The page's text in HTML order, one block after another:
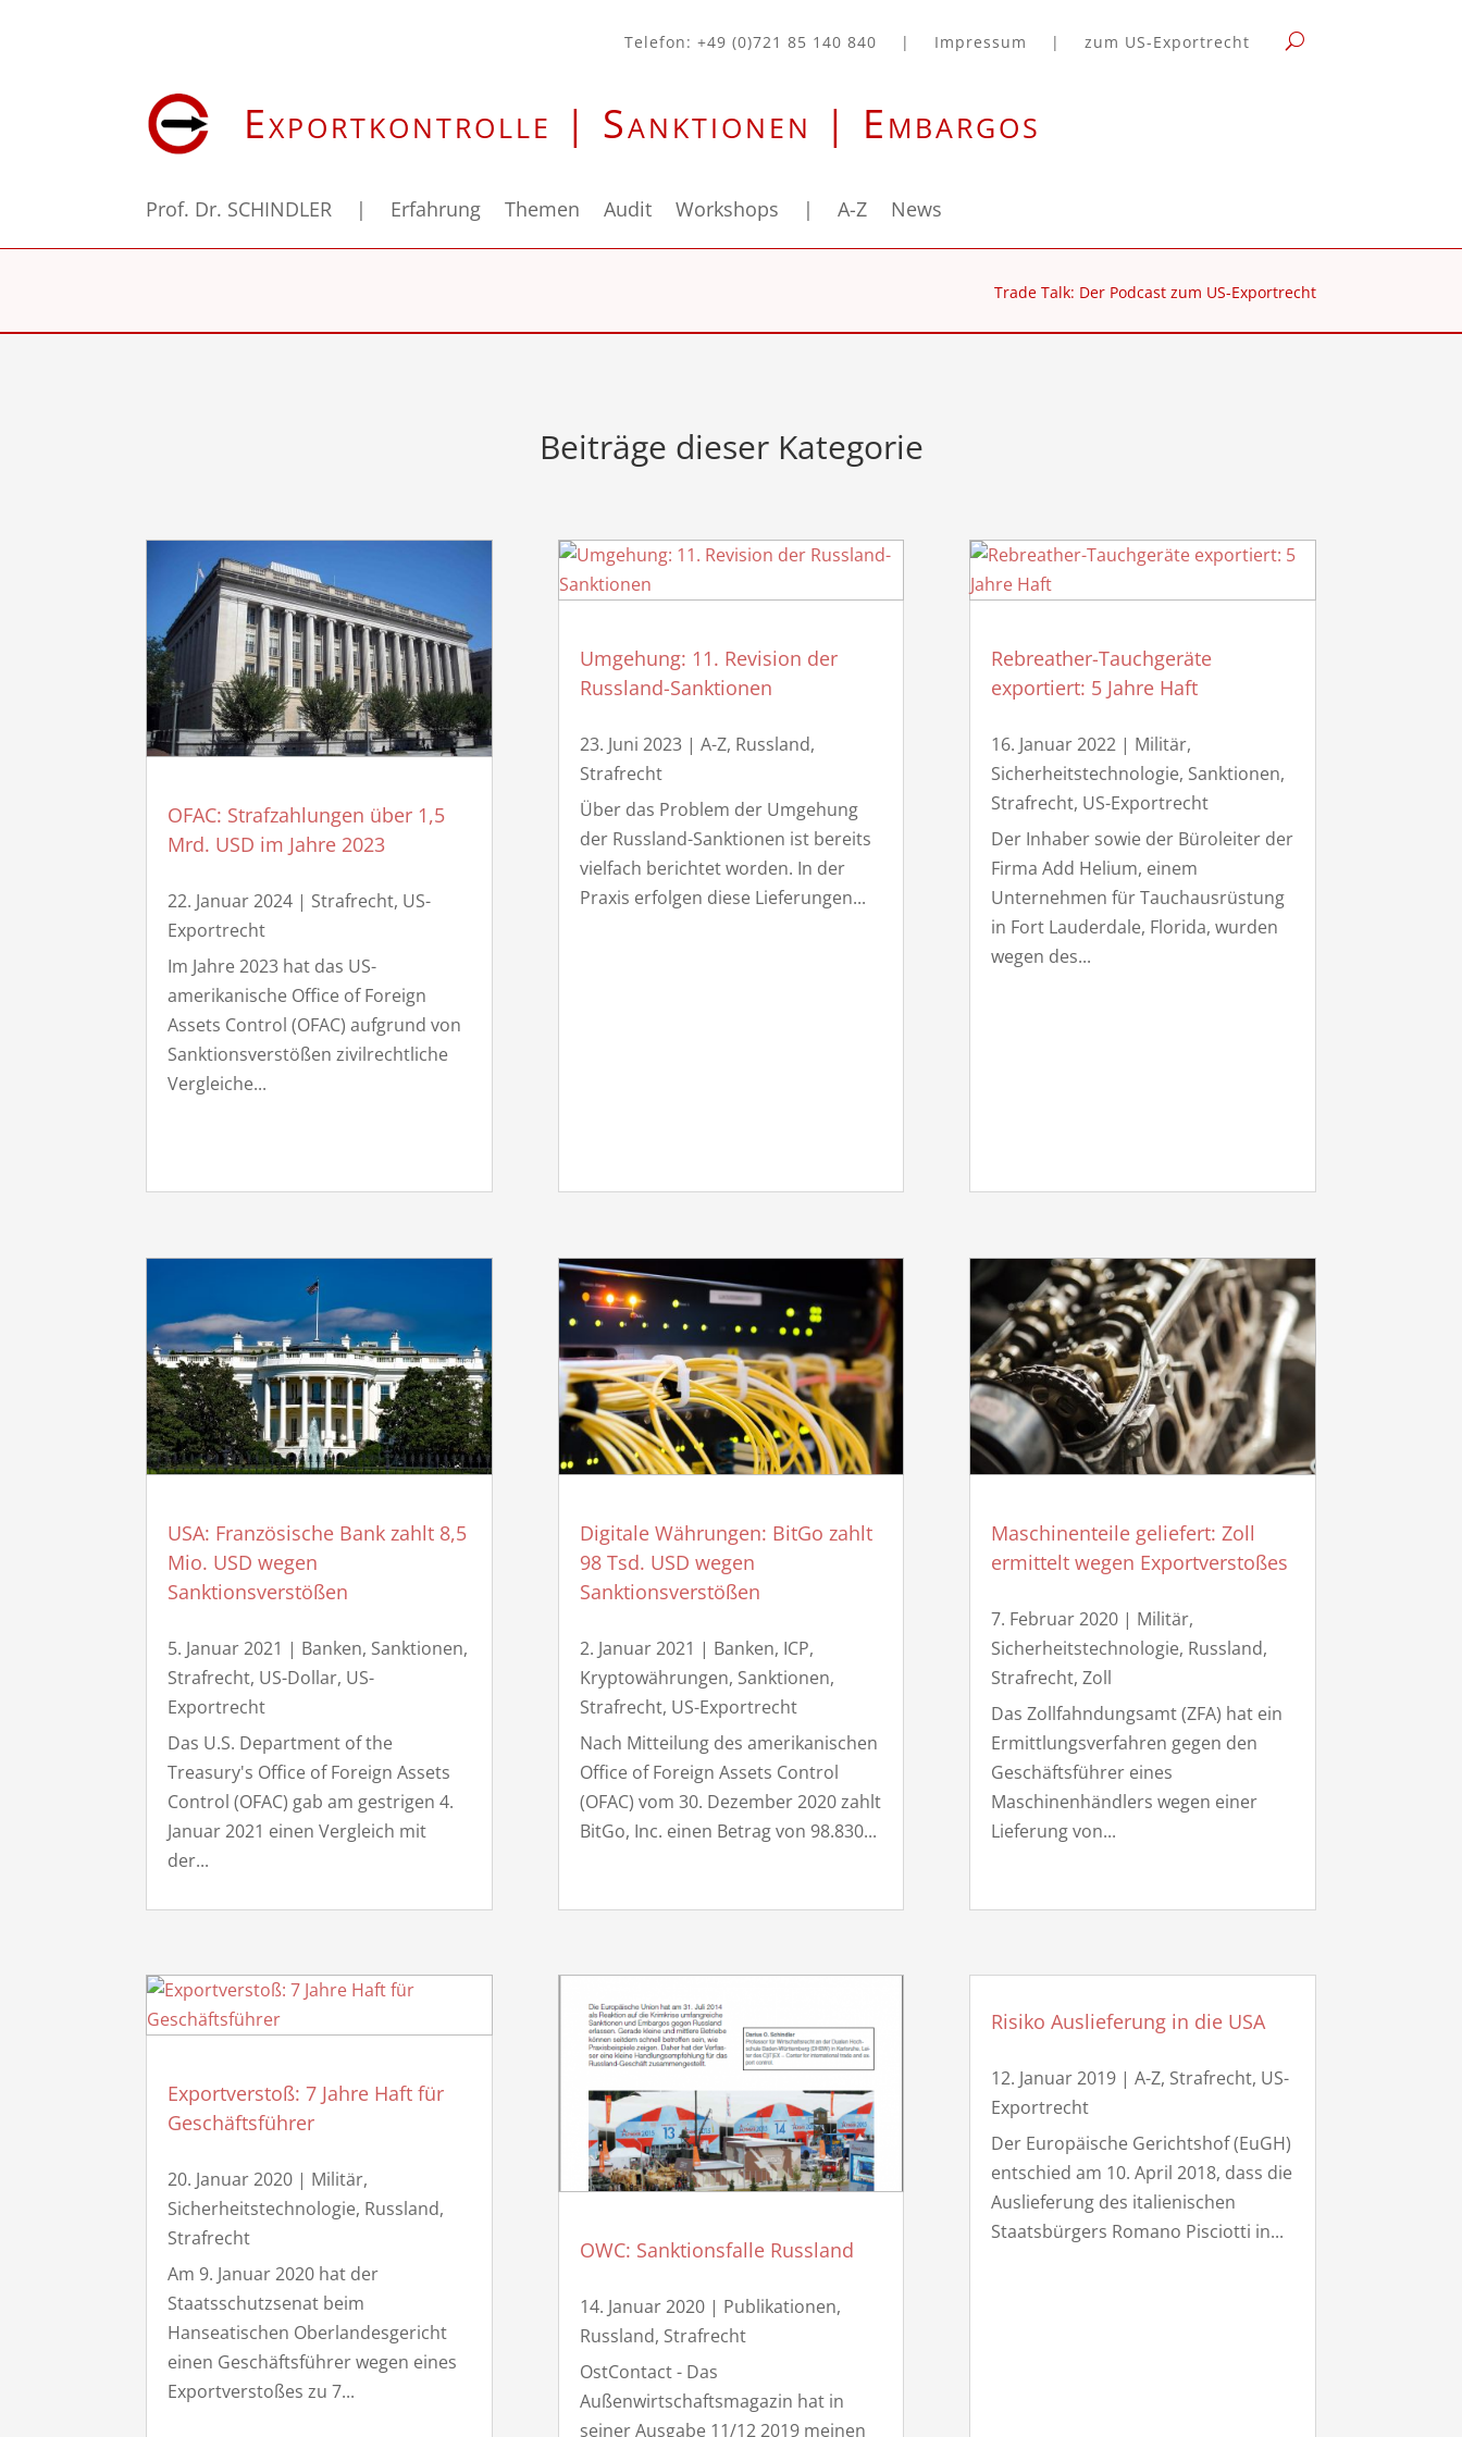
Telefon: +49 (0)721 85 140 840 | Impressum | zum US-Exportrecht
Exportkontrolle | Sanktionen | Embargos
Prof. Dr. SCHINDLER | Erfahrung Themen Audit Workshops | A-Z News
Trade Talk: Der Podcast zum US-Exportrecht
Beiträge dieser Kategorie
OFAC: Strafzahlungen über 1,5
Mrd. USD im Jahre 2023
22. Januar 2024 | Strafrecht, US-
Exportrecht
Im Jahre 2023 hat das US-
amerikanische Office of Foreign
Assets Control (OFAC) aufgrund von
Sanktionsverstößen zivilrechtliche
Vergleiche...
USA: Französische Bank zahlt 8,5
Mio. USD wegen
Sanktionsverstößen
5. Januar 2021 | Banken, Sanktionen,
Strafrecht, US-Dollar, US-
Exportrecht
Das U.S. Department of the
Treasury's Office of Foreign Assets
Control (OFAC) gab am gestrigen 4.
Januar 2021 einen Vergleich mit
der...
Exportverstoß: 7 Jahre Haft für
Geschäftsführer
20. Januar 2020 | Militär,
Sicherheitstechnologie, Russland,
Strafrecht
Am 9. Januar 2020 hat der
Staatsschutzsenat beim
Hanseatischen Oberlandesgericht
einen Geschäftsführer wegen eines
Exportverstoßes zu 7...
Umgehung: 11. Revision der
Russland-Sanktionen
23. Juni 2023| A-Z, Russland,
Strafrecht
Über das Problem der Umgehung
der Russland-Sanktionen ist bereits
vielfach berichtet worden. In der
Praxis erfolgen diese Lieferungen...
Digitale Währungen: BitGo zahlt
98 Tsd. USD wegen
Sanktionsverstößen
2. Januar 2021 | Banken, ICP,
Kryptowährungen, Sanktionen,
Strafrecht, US-Exportrecht
Nach Mitteilung des amerikanischen
Office of Foreign Assets Control
(OFAC) vom 30. Dezember 2020 zahlt
BitGo, Inc. einen Betrag von 98.830...
OWC: Sanktionsfalle Russland
14. Januar 2020| Publikationen,
Russland, Strafrecht
OstContact - Das
Außenwirtschaftsmagazin hat in
seiner Ausgabe 11/12 2019 meinen
Rebreather-Tauchgeräte
exportiert: 5 Jahre Haft
16. Januar 2022| Militär,
Sicherheitstechnologie, Sanktionen,
Strafrecht, US-Exportrecht
Der Inhaber sowie der Büroleiter der
Firma Add Helium, einem
Unternehmen für Tauchausrüstung
in Fort Lauderdale, Florida, wurden
wegen des...
Maschinenteile geliefert: Zoll
ermittelt wegen Exportverstoßes
7. Februar 2020| Militär,
Sicherheitstechnologie, Russland,
Strafrecht, Zoll
Das Zollfahndungsamt (ZFA) hat ein
Ermittlungsverfahren gegen den
Geschäftsführer eines
Maschinenhändlers wegen einer
Lieferung von...
Risiko Auslieferung in die USA
12. Januar 2019| A-Z, Strafrecht, US-
Exportrecht
Der Europäische Gerichtshof (EuGH)
entschied am 10. April 2018, dass die
Auslieferung des italienischen
Staatsbürgers Romano Pisciotti in...